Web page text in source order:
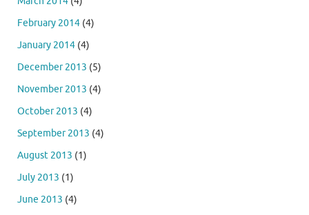
February 2014 (4)
January 2014 (4)
December 2013 (5)
November 2013 (4)
October 2013 (4)
September 2013 (4)
August 2013 (1)
July 2013 (1)
June 2013 (4)